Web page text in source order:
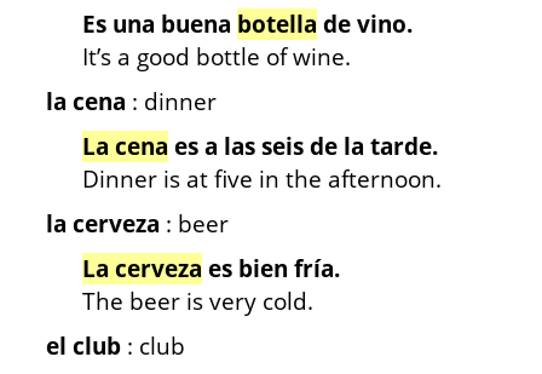
Es una buena botella de vino.
It’s a good bottle of wine.
la cena : dinner
La cena es a las seis de la tarde.
Dinner is at five in the afternoon.
la cerveza : beer
La cerveza es bien fría.
The beer is very cold.
el club : club